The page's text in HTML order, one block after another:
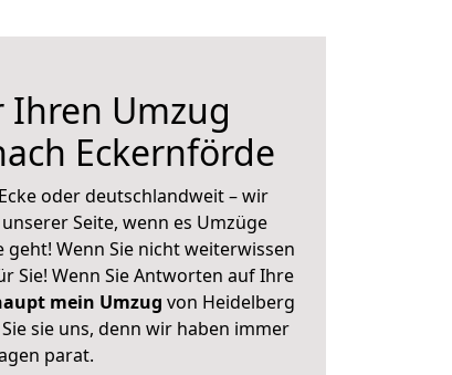
Ihren Umzug
Eckernförde
oder deutschlandweit – wir
Seite, wenn es Umzüge
Wenn Sie nicht weiterwissen
Sie! Wenn Sie Antworten auf Ihre
mein Umzug von Heidelberg
sie uns, denn wir haben immer
parat.